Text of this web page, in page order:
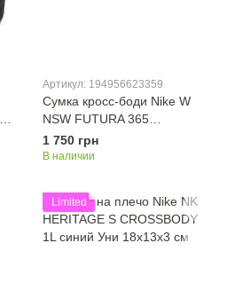
Артикул: 194956623359
Сумка кросс-боди Nike W
NSW FUTURA 365
CROSSBODY черный Жен
22х16х6см
1 750 грн
В наличии
Limited